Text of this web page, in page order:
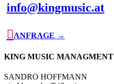
info@kingmusic.at
 ANFRAGE →
KING MUSIC MANAGMENT
SANDRO HOFFMANN